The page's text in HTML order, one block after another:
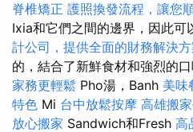
脊椎矯正 護照換發流程，讓您
Ixia和它們之間的邊界，因此可
計公司，提供全面的財務解決
的，結合了新鮮食材和強烈的口
家務更輕鬆 Pho湯，Banh 美味
特色 Mi 台中放鬆按摩 高雄搬
放心搬家 Sandwich和Fresh 高